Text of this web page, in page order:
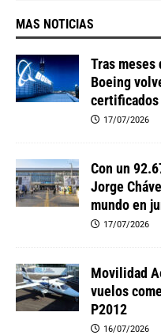
MAS NOTICIAS
Tras
Boeing
certificados
17/07/2026
Con un
Jorge
mundo en
17/07/2026
Movilidad
vuelos
P2012
16/07/2026